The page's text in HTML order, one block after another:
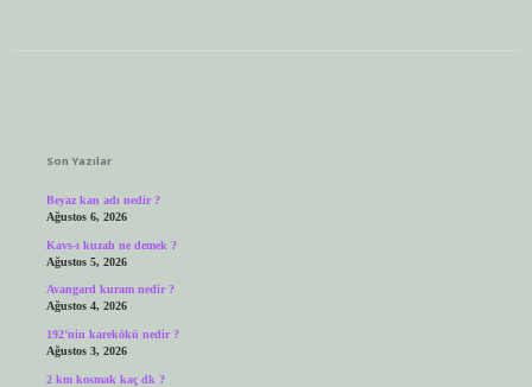
Son Yazılar
Beyaz kan adı nedir ?
Ağustos 6, 2026
Kavs-ı kuzah ne demek ?
Ağustos 5, 2026
Avangard kuram nedir ?
Ağustos 4, 2026
192’nin karekökü nedir ?
Ağustos 3, 2026
2 km kosmak kaç dk ?